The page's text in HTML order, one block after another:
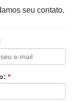
seu contato.
*